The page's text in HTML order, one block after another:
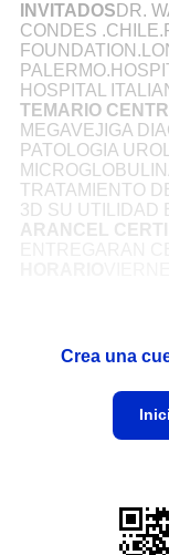
INVITADOS DR.
CONDES
HOSPITAL
TEMARIO
MEGAVEJIGA
PATOLOGIA
TRATAMIENTO
3D SU UTILIDAD
ARANCEL
Crea una